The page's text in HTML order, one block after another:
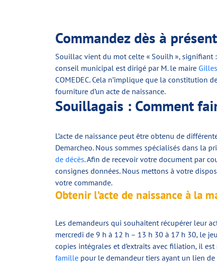
Commandez dès à
Souillac vient du mot celte « Souilh », signifiant
conseil municipal est dirigé par M. le maire
COMEDEC. Cela n’implique que la constitution
fourniture d’un acte de naissance.
Souillagais : Comment
L’acte de naissance peut être obtenu de
Demarcheo. Nous sommes spécialisés dans la
de décès. Afin de recevoir votre document par
consignes données. Nous mettons à votre
votre commande.
Obtenir l’acte de naissance à la
Les demandeurs qui souhaitent récupérer leur
mercredi de 9 h à 12 h – 13 h 30 à 17 h 30, le
copies intégrales et d’extraits avec filiation, il
famille pour le demandeur tiers ayant un lien